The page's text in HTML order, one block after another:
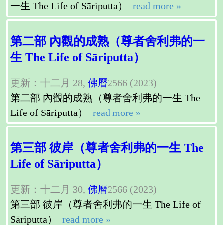
一生 The Life of Sāriputta）
read more »
第二部 內觀的成熟（尊者舍利弗的一
生 The Life of Sāriputta）
更新：十二月 28, 佛曆2566 (2023)
第二部 內觀的成熟（尊者舍利弗的一生 The
Life of Sāriputta）
read more »
第三部 彼岸（尊者舍利弗的一生 The
Life of Sāriputta）
更新：十二月 30, 佛曆2566 (2023)
第三部 彼岸（尊者舍利弗的一生 The Life of
Sāriputta）
read more »